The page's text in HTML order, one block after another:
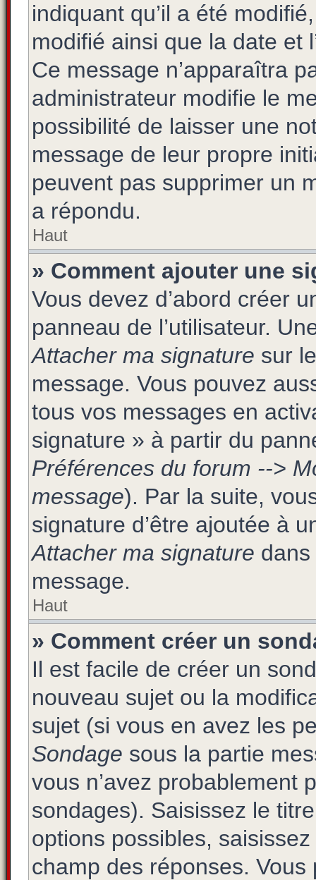
indiquant qu’il a été
modifié ainsi que la date et
Ce message n’apparaîtra
administrateur modifie le
possibilité de laisser une
message de leur propre
peuvent pas supprimer un
a répondu.
Haut
» Comment ajouter une
Vous devez d’abord créer
panneau de l’utilisateur.
Attacher ma signature sur
message. Vous pouvez
tous vos messages en
signature » à partir du
Préférences du forum -->
message). Par la suite,
signature d’être ajoutée à
Attacher ma signature
message.
Haut
» Comment créer un
Il est facile de créer un
nouveau sujet ou la
sujet (si vous en avez les
Sondage sous la partie
vous n’avez probablement
sondages). Saisissez le
options possibles,
champ des réponses.